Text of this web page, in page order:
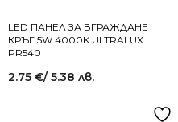
LED ПАНЕЛ ЗА ВГРАЖДАНЕ
КРЪГ 5W 4000K ULTRALUX
PR540
2.75 €/ 5.38 лв.